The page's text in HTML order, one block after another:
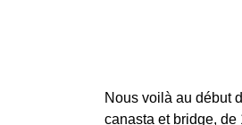
Nous voilà au début
canasta et bridge,